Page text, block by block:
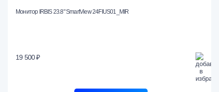
Монитор IRBIS 23.8" SmartView 24FIUS01_MIR
19 500 ₽